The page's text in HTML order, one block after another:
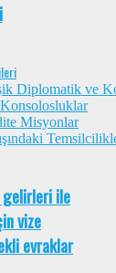
Diplomatik ve
Misyonlar
gelirleri ile
vize
evraklar